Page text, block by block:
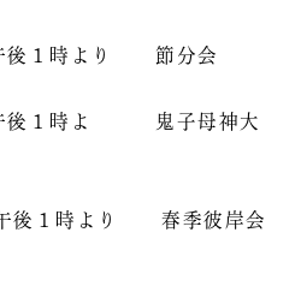
１時より 節分会
後１時よ 鬼子母神大
１時より 春季彼岸会